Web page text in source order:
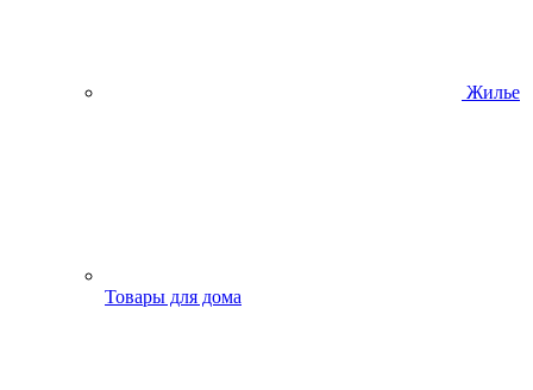
Жилье
Товары для дома